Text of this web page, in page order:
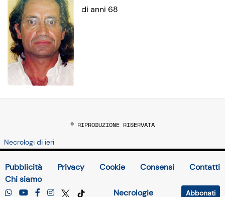
di anni 68
© RIPRODUZIONE RISERVATA
Necrologi di ieri
Pubblicità Privacy Cookie Consensi
Contatti
Chi siamo
Necrologie
Abbonati